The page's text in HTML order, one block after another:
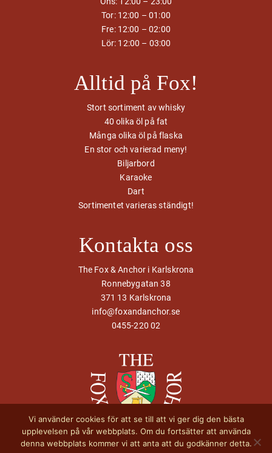
Tor: 12:00 – 01:00
Fre: 12:00 – 02:00
Lör: 12:00 – 03:00
Alltid på Fox!
Stort sortiment av whisky
40 olika öl på fat
Många olika öl på flaska
En stor och varierad meny!
Biljarbord
Karaoke
Dart
Sortimentet varieras ständigt!
Kontakta oss
The Fox & Anchor i Karlskrona
Ronnebygatan 38
371 13 Karlskrona
info@foxandanchor.se
0455-220 02
Vi använder cookies för att se till att vi ger dig den bästa
upplevelsen på vår webbplats. Om du fortsätter att använda
denna webbplats kommer vi att anta att du godkänner detta.